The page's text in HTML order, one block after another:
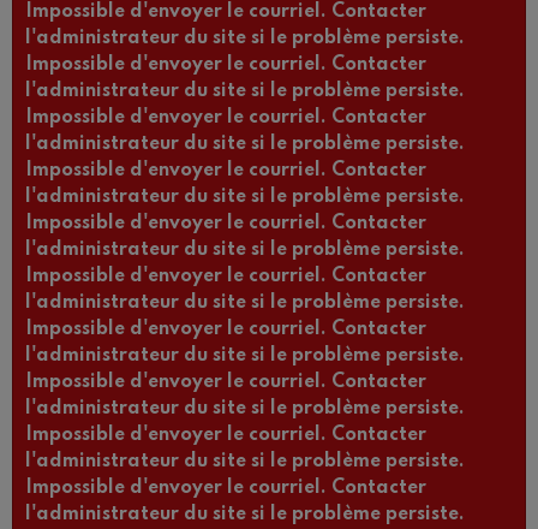
Impossible d'envoyer le courriel. Contacter
l'administrateur du site si le problème persiste.
Impossible d'envoyer le courriel. Contacter
l'administrateur du site si le problème persiste.
Impossible d'envoyer le courriel. Contacter
l'administrateur du site si le problème persiste.
Impossible d'envoyer le courriel. Contacter
l'administrateur du site si le problème persiste.
Impossible d'envoyer le courriel. Contacter
l'administrateur du site si le problème persiste.
Impossible d'envoyer le courriel. Contacter
l'administrateur du site si le problème persiste.
Impossible d'envoyer le courriel. Contacter
l'administrateur du site si le problème persiste.
Impossible d'envoyer le courriel. Contacter
l'administrateur du site si le problème persiste.
Impossible d'envoyer le courriel. Contacter
l'administrateur du site si le problème persiste.
Impossible d'envoyer le courriel. Contacter
l'administrateur du site si le problème persiste.